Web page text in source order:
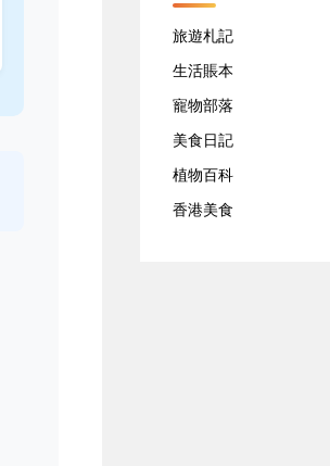
旅遊札記
生活賬本
寵物部落
美食日記
植物百科
香港美食